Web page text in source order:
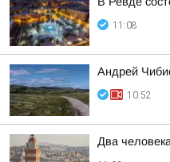
11:08
Андрей
10:52
Два